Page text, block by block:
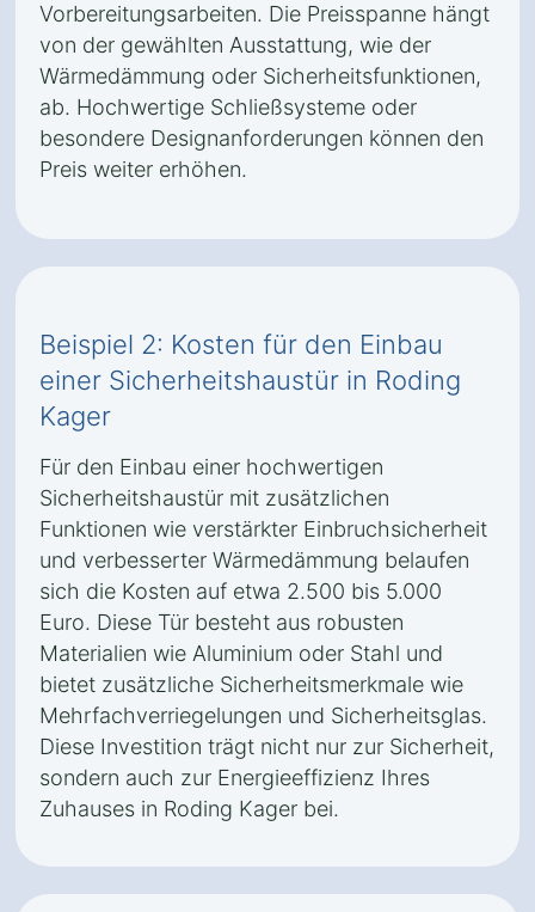
Vorbereitungsarbeiten. Die Preisspanne hängt
von der gewählten Ausstattung, wie der
Wärmedämmung oder Sicherheitsfunktionen,
ab. Hochwertige Schließsysteme oder
besondere Designanforderungen können den
Preis weiter erhöhen.
Beispiel 2: Kosten für den Einbau
einer Sicherheitshaustür in Roding
Kager
Für den Einbau einer hochwertigen
Sicherheitshaustür mit zusätzlichen
Funktionen wie verstärkter Einbruchsicherheit
und verbesserter Wärmedämmung belaufen
sich die Kosten auf etwa 2.500 bis 5.000
Euro. Diese Tür besteht aus robusten
Materialien wie Aluminium oder Stahl und
bietet zusätzliche Sicherheitsmerkmale wie
Mehrfachverriegelungen und Sicherheitsglas.
Diese Investition trägt nicht nur zur Sicherheit,
sondern auch zur Energieeffizienz Ihres
Zuhauses in Roding Kager bei.